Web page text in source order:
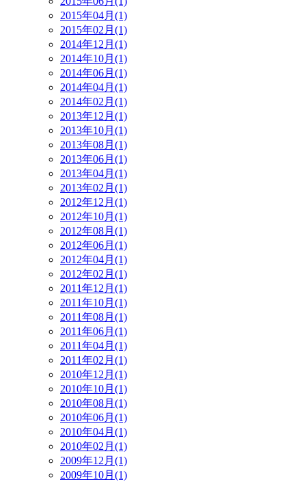
2015年04月(1)
2015年02月(1)
2014年12月(1)
2014年10月(1)
2014年06月(1)
2014年04月(1)
2014年02月(1)
2013年12月(1)
2013年10月(1)
2013年08月(1)
2013年06月(1)
2013年04月(1)
2013年02月(1)
2012年12月(1)
2012年10月(1)
2012年08月(1)
2012年06月(1)
2012年04月(1)
2012年02月(1)
2011年12月(1)
2011年10月(1)
2011年08月(1)
2011年06月(1)
2011年04月(1)
2011年02月(1)
2010年12月(1)
2010年10月(1)
2010年08月(1)
2010年06月(1)
2010年04月(1)
2010年02月(1)
2009年12月(1)
2009年10月(1)